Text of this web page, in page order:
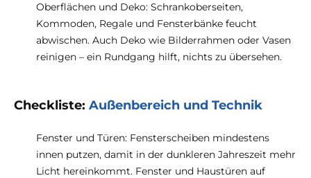
Oberflächen und Deko: Schrankoberseiten,
Kommoden, Regale und Fensterbänke feucht
abwischen. Auch Deko wie Bilderrahmen oder Vasen
reinigen – ein Rundgang hilft, nichts zu übersehen.
Checkliste: Außenbereich und Technik
Fenster und Türen: Fensterscheiben mindestens
innen putzen, damit in der dunkleren Jahreszeit mehr
Licht hereinkommt. Fenster und Haustüren auf